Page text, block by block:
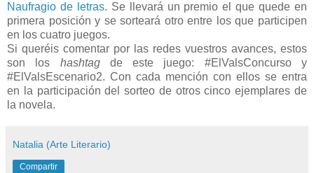
Naufragio de letras. Se llevará un premio el que quede en
primera posición y se sorteará otro entre los que participen
en los cuatro juegos.
Si queréis comentar por las redes vuestros avances, estos
son los hashtag de este juego: #ElValsConcurso y
#ElValsEscenario2. Con cada mención con ellos se entra
en la participación del sorteo de otros cinco ejemplares de
la novela.
Natalia (Arte Literario)
Compartir